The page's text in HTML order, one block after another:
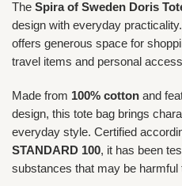
The Spira of Sweden Doris
design with everyday
offers generous space for
travel items and personal
Made from 100% cotton and
design, this tote bag brings
everyday style. Certified
STANDARD 100, it has been
substances that may be harmful